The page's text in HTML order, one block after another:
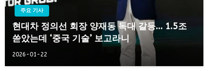
주요 기사
현대차 정의선 회장 양재동 독대 갈등… 1.5조
쏟았는데 ‘중국 기술’ 보고라니
2026-01-22